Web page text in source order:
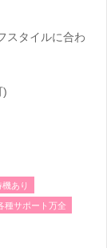
スタイルに合わ
)
あり
種サポート万全